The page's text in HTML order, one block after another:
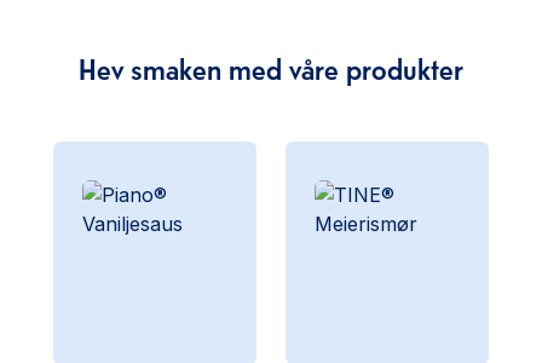
Hev smaken med våre produkter